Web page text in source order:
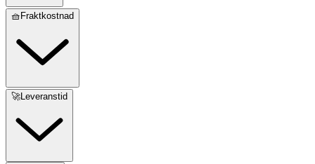
🧺Fraktkostnad
🚀Leveranstid